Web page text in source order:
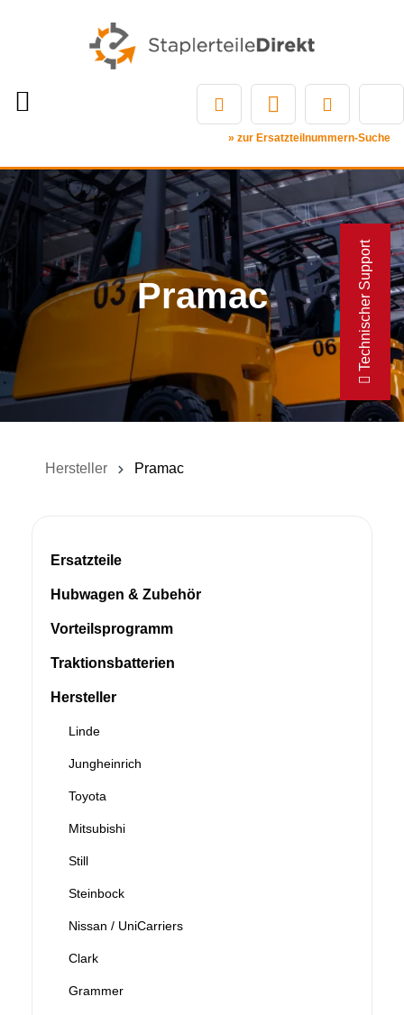
Technischer Support
» zur Ersatzteilnummern-Suche
Pramac
Hersteller Pramac
Ersatzteile
Hubwagen & Zubehör
Vorteilsprogramm
Traktionsbatterien
Hersteller
Linde
Jungheinrich
Toyota
Mitsubishi
Still
Steinbock
Nissan / UniCarriers
Clark
Grammer